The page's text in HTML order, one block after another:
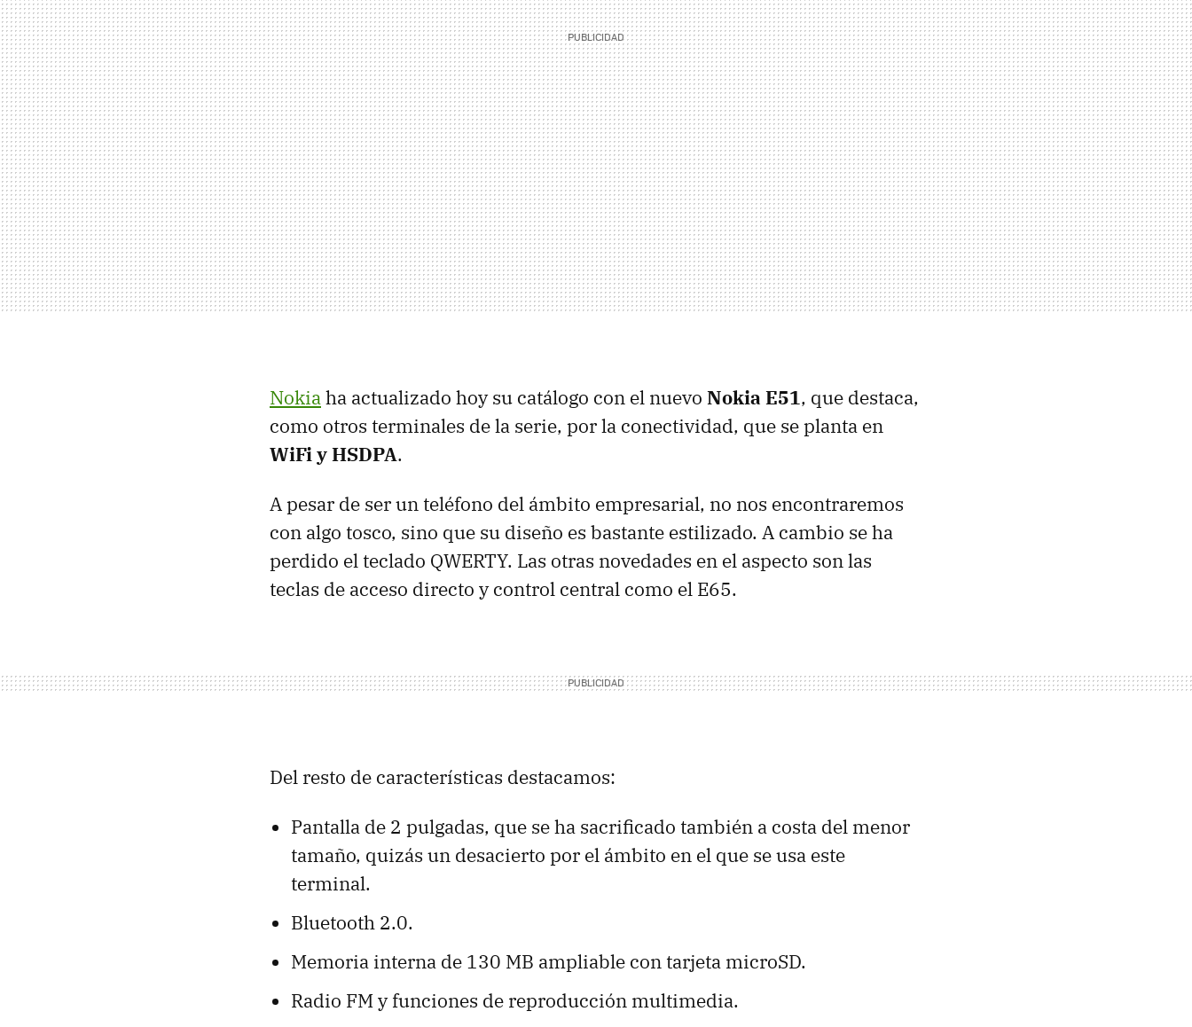
Nokiaha actualizado hoy su catálogo con el nuevo Nokia E51, que destaca,
como otros terminales de la serie, por la conectividad, que se planta en
WiFi y HSDPA.
A pesar de ser un teléfono del ámbito empresarial, no nos encontraremos
con algo tosco, sino que su diseño es bastante estilizado. A cambio se ha
perdido el teclado QWERTY. Las otras novedades en el aspecto son las
teclas de acceso directo y control central como el E65.
Del resto de características destacamos:
Pantalla de 2 pulgadas, que se ha sacrificado también a costa del menor
tamaño, quizás un desacierto por el ámbito en el que se usa este
terminal.
Bluetooth 2.0.
Memoria interna de 130 MB ampliable con tarjeta microSD.
Radio FM y funciones de reproducción multimedia.